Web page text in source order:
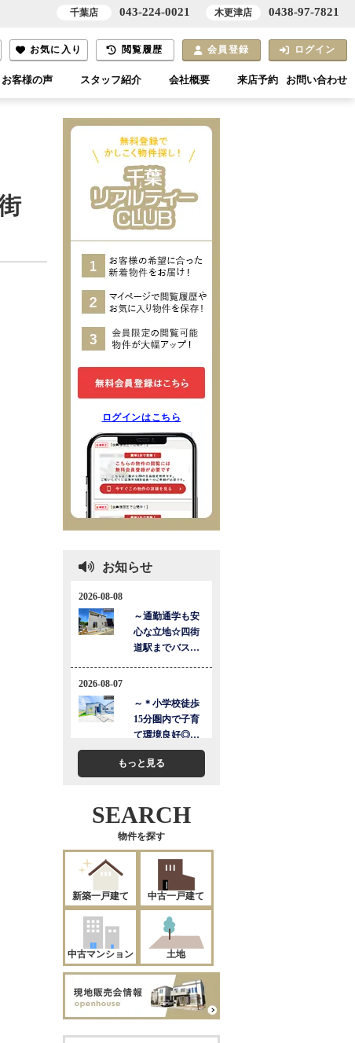
お気に入り 閲覧履歴 会員登録 ログイン
お客様の声 スタッフ紹介 会社概要 来店予約 お問い合わせ
ログインはこちら
お知らせ
もっと見る
SEARCH
物件を探す
新築一戸建て 中古一戸建て
中古マンション 土地
千葉店 043-224-0021 木更津店 0438-97-7821